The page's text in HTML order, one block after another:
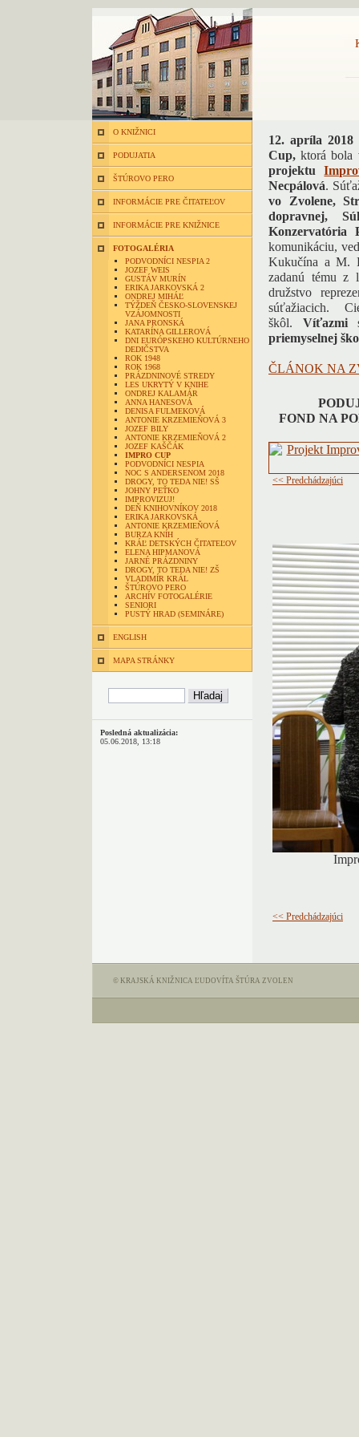
O KNIŽNICI
PODUJATIA
ŠTÚROVO PERO
INFORMÁCIE PRE ČITATEĽOV
INFORMÁCIE PRE KNIŽNICE
FOTOGALÉRIA
PODVODNÍCI NESPIA 2
JOZEF WEIS
GUSTÁV MURÍN
ERIKA JARKOVSKÁ 2
ONDREJ MIHÁĽ
TÝŽDEŇ ČESKO-SLOVENSKEJ
VZÁJOMNOSTI
JANA PRONSKÁ
KATARÍNA GILLEROVÁ
DNI EURÓPSKEHO KULTÚRNEHO
DEDIČSTVA
ROK 1948
ROK 1968
PRÁZDNINOVÉ STREDY
LES UKRYTÝ V KNIHE
ONDREJ KALAMÁR
ANNA HANESOVÁ
DENISA FULMEKOVÁ
ANTONIE KRZEMIEŇOVÁ 3
JOZEF BILY
ANTONIE KRZEMIEŇOVÁ 2
JOZEF KAŠČÁK
IMPRO CUP
PODVODNÍCI NESPIA
NOC S ANDERSENOM 2018
DROGY, TO TEDA NIE! SŠ
JOHNY PEŤKO
IMPROVIZUJ!
DEŇ KNIHOVNÍKOV 2018
ERIKA JARKOVSKÁ
ANTONIE KRZEMIEŇOVÁ
BURZA KNÍH
KRÁĽ DETSKÝCH ČITATEĽOV
ELENA HIPMANOVÁ
JARNÉ PRÁZDNINY
DROGY, TO TEDA NIE! ZŠ
VLADIMÍR KRÁL
ŠTÚROVO PERO
ARCHÍV FOTOGALÉRIE
SENIORI
PUSTÝ HRAD (SEMINÁRE)
ENGLISH
MAPA STRÁNKY
Posledná aktualizácia:
05.06.2018, 13:18
12. apríla 2018
Cup, ktorá bola
projektu
Necpálová.
vo Zvolene,
dopravnej,
Konzervatória
komunikáciu,
Kukučína a M.
zadanú tému z
družstvo
súťažiacich.
škôl. Víťazmi
priemyselnej
ČLÁNOK NA
FOND NA
<< Predchádzajúci
<< Predchádzajúci
© KRAJSKÁ KNIŽNICA ĽUDOVÍTA ŠTÚRA ZVOLEN